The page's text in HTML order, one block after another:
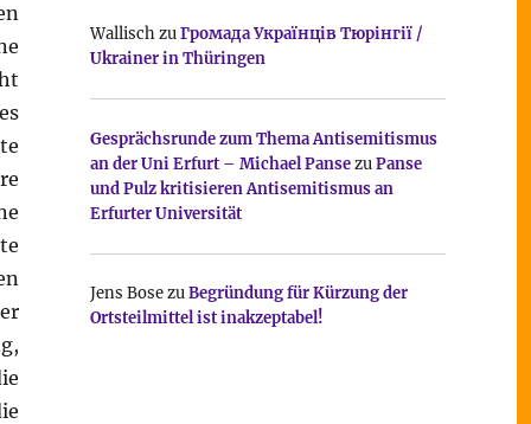
WallischzuГромада Українців Тюрінгії /
Ukrainer in Thüringen
Gesprächsrunde zum Thema Antisemitismus
an der Uni Erfurt – Michael PansezuPanse
und Pulz kritisieren Antisemitismus an
Erfurter Universität
Jens BosezuBegründung für Kürzung der
Ortsteilmittel ist inakzeptabel!